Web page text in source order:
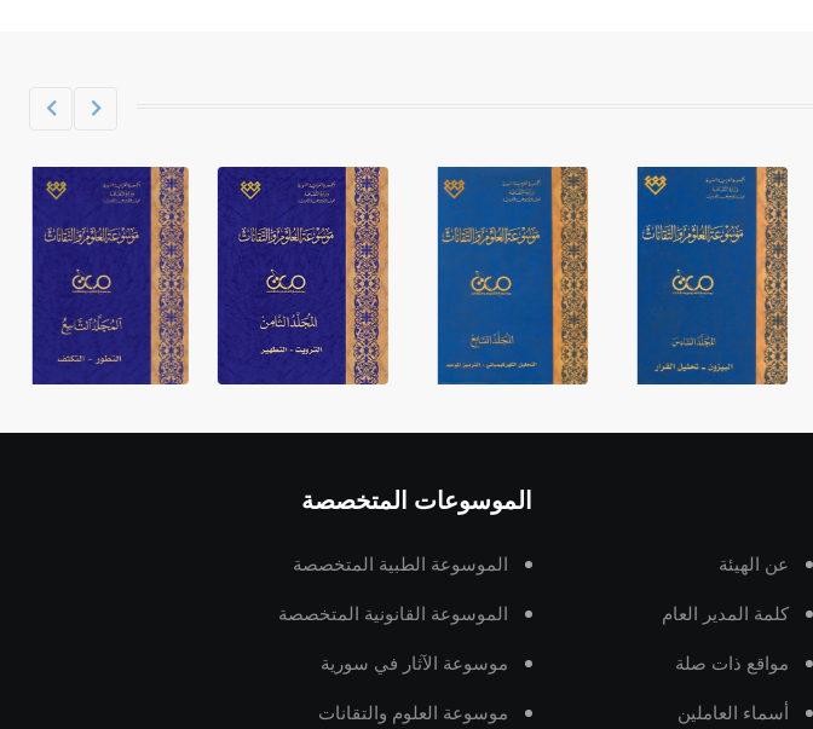
عن الهيئة
كلمة المدير العام
مواقع ذات صلة
أسماء العاملين
الموسوعات المتخصصة
الموسوعة الطبية المتخصصة
الموسوعة القانونية المتخصصة
موسوعة الآثار في سورية
موسوعة العلوم والتقانات